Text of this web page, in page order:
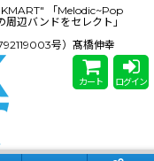
「Melodic~Pop
辺バンドをセレクト」
号）髙橋伸幸
カート ログイン